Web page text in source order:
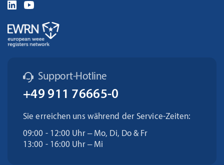
Support-Hotline
+49 911 76665-0
Sie erreichen uns während der Service-Zeiten:
09:00 - 12:00 Uhr – Mo, Di, Do & Fr
13:00 - 16:00 Uhr – Mi